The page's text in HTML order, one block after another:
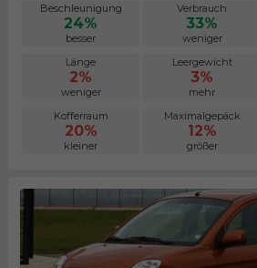
Beschleunigung
24%
besser
Verbrauch
33%
weniger
Länge
2%
weniger
Leergewicht
3%
mehr
Kofferraum
20%
kleiner
Maximalgepäck
12%
größer